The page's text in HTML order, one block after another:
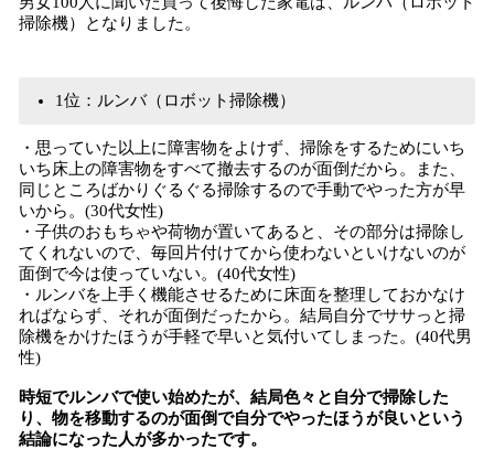
掃除機）となりました。
1位：ルンバ（ロボット掃除機）
・思っていた以上に障害物をよけず、掃除をするためにいち
いち床上の障害物をすべて撤去するのが面倒だから。また、
同じところばかりぐるぐる掃除するので手動でやった方が早
いから。(30代女性)
・子供のおもちゃや荷物が置いてあると、その部分は掃除し
てくれないので、毎回片付けてから使わないといけないのが
面倒で今は使っていない。(40代女性)
・ルンバを上手く機能させるために床面を整理しておかなけ
ればならず、それが面倒だったから。結局自分でササっと掃
除機をかけたほうが手軽で早いと気付いてしまった。(40代男
性)
時短でルンバで使い始めたが、結局色々と自分で掃除した
り、物を移動するのが面倒で自分でやったほうが良いという
結論になった人が多かったです。